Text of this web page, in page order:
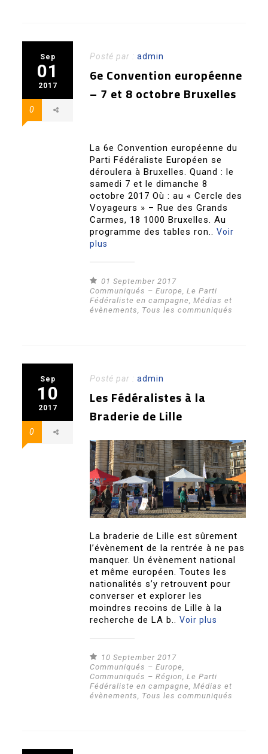
Sep
01
2017
0
Posté par :admin
6e Convention européenne
– 7 et 8 octobre Bruxelles
La 6e Convention européenne du
Parti Fédéraliste Européen se
déroulera à Bruxelles. Quand : le
samedi 7 et le dimanche 8
octobre 2017 Où : au « Cercle des
Voyageurs » – Rue des Grands
Carmes, 18 1000 Bruxelles. Au
programme des tables ron..Voir
plus
01 September 2017
Communiqués – Europe,Le Parti
Fédéraliste en campagne,Médias et
évènements, Tous les communiqués
Sep
10
2017
0
Posté par :admin
Les Fédéralistes à la
Braderie de Lille
La braderie de Lille est sûrement
l’évènement de la rentrée à ne pas
manquer. Un évènement national
et même européen. Toutes les
nationalités s’y retrouvent pour
converser et explorer les
moindres recoins de Lille à la
recherche de LA b..Voir plus
10 September 2017
Communiqués – Europe,
Communiqués – Région,Le Parti
Fédéraliste en campagne,Médias et
évènements, Tous les communiqués